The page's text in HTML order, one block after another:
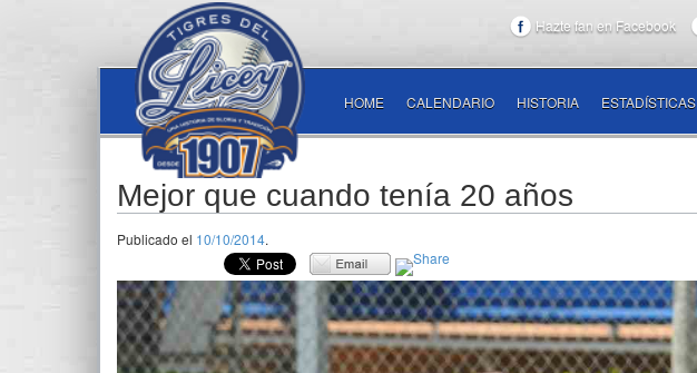
Hazte fan en Facebook
HOME CALENDARIO HISTORIA ESTADÍSTICAS
Mejor que cuando tenía 20 años
Publicado el 10/10/2014.